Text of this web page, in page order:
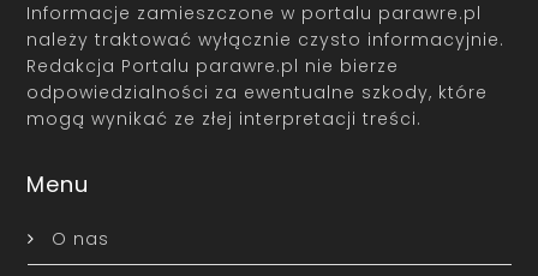
Informacje zamieszczone w portalu parawre.pl
należy traktować wyłącznie czysto informacyjnie.
Redakcja Portalu parawre.pl nie bierze
odpowiedzialności za ewentualne szkody, które
mogą wynikać ze złej interpretacji treści.
Menu
O nas